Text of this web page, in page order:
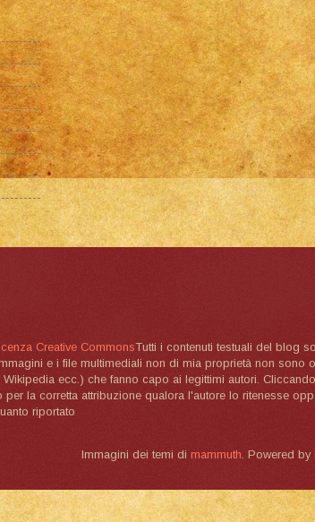
Creative CommonsTutti i contenuti testuali del blog
e i file multimediali non di mia proprietà non
Wikipedia ecc.) che fanno capo ai legittimi autori.
la corretta attribuzione qualora l'autore lo ritenesse
riportato
Immagini dei temi di mammuth. Powered by